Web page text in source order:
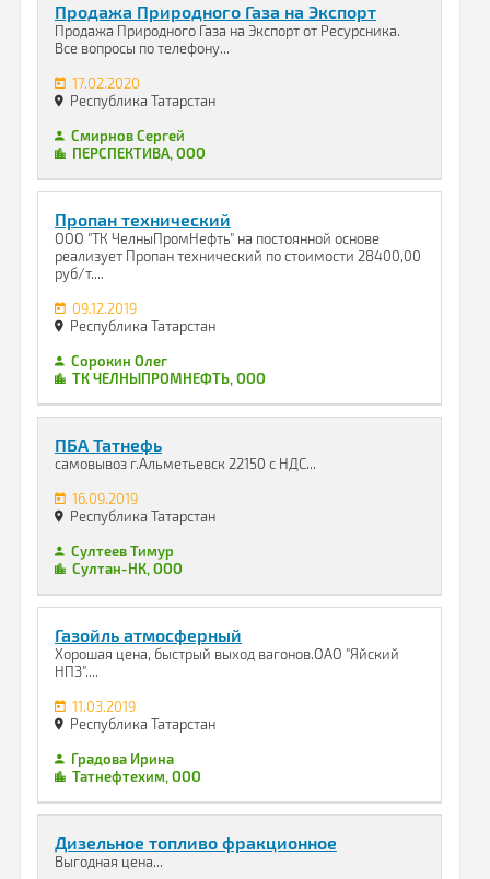
Продажа Природного Газа на Экспорт
Продажа Природного Газа на Экспорт от Ресурсника.
Все вопросы по телефону...
17.02.2020
Республика Татарстан
Смирнов Сергей
ПЕРСПЕКТИВА, ООО
Пропан технический
ООО "ТК ЧелныПромНефть" на постоянной основе
реализует Пропан технический по стоимости 28400,00
руб/т....
09.12.2019
Республика Татарстан
Сорокин Олег
ТК ЧЕЛНЫПРОМНЕФТЬ, ООО
ПБА Татнефь
самовывоз г.Альметьевск 22150 с НДС...
16.09.2019
Республика Татарстан
Султеев Тимур
Султан-НК, ООО
Газойль атмосферный
Хорошая цена, быстрый выход вагонов.ОАО "Яйский
НПЗ"....
11.03.2019
Республика Татарстан
Градова Ирина
Татнефтехим, ООО
Дизельное топливо фракционное
Выгодная цена...